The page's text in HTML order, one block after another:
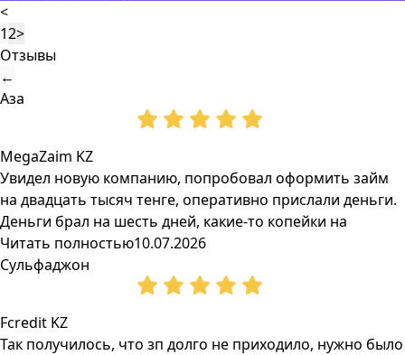
<
12>
Отзывы
←
Аза
MegaZaim KZ
Увидел новую компанию, попробовал оформить займ
на двадцать тысяч тенге, оперативно прислали деньги.
Деньги брал на шесть дней, какие-то копейки на
Читать полностью10.07.2026
Сульфаджон
Fcredit KZ
Так получилось, что зп долго не приходило, нужно было